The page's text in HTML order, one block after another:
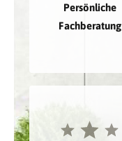
Persönliche
Fachberatung